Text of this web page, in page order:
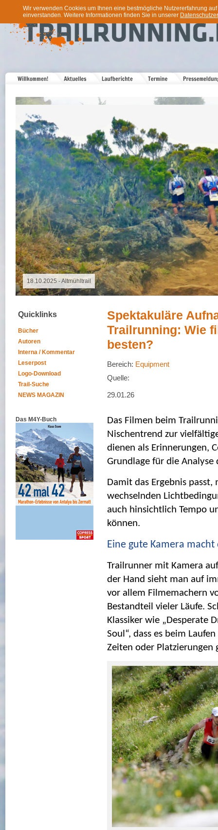
Wir verwenden Cookies um Ihnen eine bestmögliche Nutzererfahrung
einverstanden. Weitere Informationen finden Sie in unserer
18.10.2025 - Altmühltrail
Quicklinks
Bücher
Autoren
Interna / Kommentar
Leserpost
Logo-Download
Trail-Suche
NEWS MAGAZIN
Das M4Y-Buch
Spektakuläre
Trailrunning: Wie
besten?
Bereich: Equipment
Quelle:
29.01.26
Das Filmen beim
Nischentrend zur
dienen als Erinnerungen,
Grundlage für die Analyse
Damit das Ergebnis
wechselnden
auch hinsichtlich Tempo
können.
Eine gute Kamera
Trailrunner mit Kamera
der Hand sieht man auf
vor allem Filmemachern
Bestandteil vieler Läufe.
Klassiker wie „Desperate
Soul“, dass es beim
Zeiten oder Platzierungen